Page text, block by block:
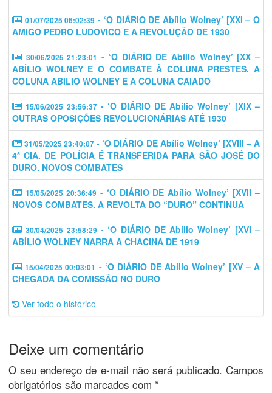
01/07/2025 06:02:39 - ‘O DIÁRIO DE Abílio Wolney’ [XXI – O
AMIGO PEDRO LUDOVICO E A REVOLUÇÃO DE 1930
30/06/2025 21:23:01 - ‘O DIÁRIO DE Abílio Wolney’ [XX –
ABÍLIO WOLNEY E O COMBATE À COLUNA PRESTES. A
COLUNA ABILIO WOLNEY E A COLUNA CAIADO
15/06/2025 23:56:37- ‘O DIÁRIO DE Abílio Wolney’ [XIX –
OUTRAS OPOSIÇÕES REVOLUCIONÁRIAS ATÉ 1930
31/05/2025 23:40:07 - ‘O DIÁRIO DE Abílio Wolney’ [XVIII – A
4ª CIA. DE POLÍCIA É TRANSFERIDA PARA SÃO JOSÉ DO
DURO. NOVOS COMBATES
15/05/2025 20:36:49 - ‘O DIÁRIO DE Abílio Wolney’ [XVII –
NOVOS COMBATES. A REVOLTA DO “DURO” CONTINUA
30/04/2025 23:58:29 - ‘O DIÁRIO DE Abílio Wolney’ [XVI –
ABÍLIO WOLNEY NARRA A CHACINA DE 1919
15/04/2025 00:03:01 - ‘O DIÁRIO DE Abílio Wolney’ [XV – A
CHEGADA DA COMISSÃO NO DURO
Ver todo o histórico
Deixe um comentário
O seu endereço de e-mail não será publicado. Campos
obrigatórios são marcados com *